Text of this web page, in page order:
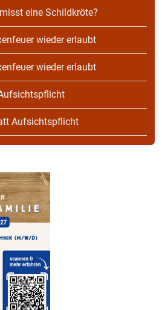
eine Schildkröte?
wieder erlaubt
wieder erlaubt
Aufsichtspflicht